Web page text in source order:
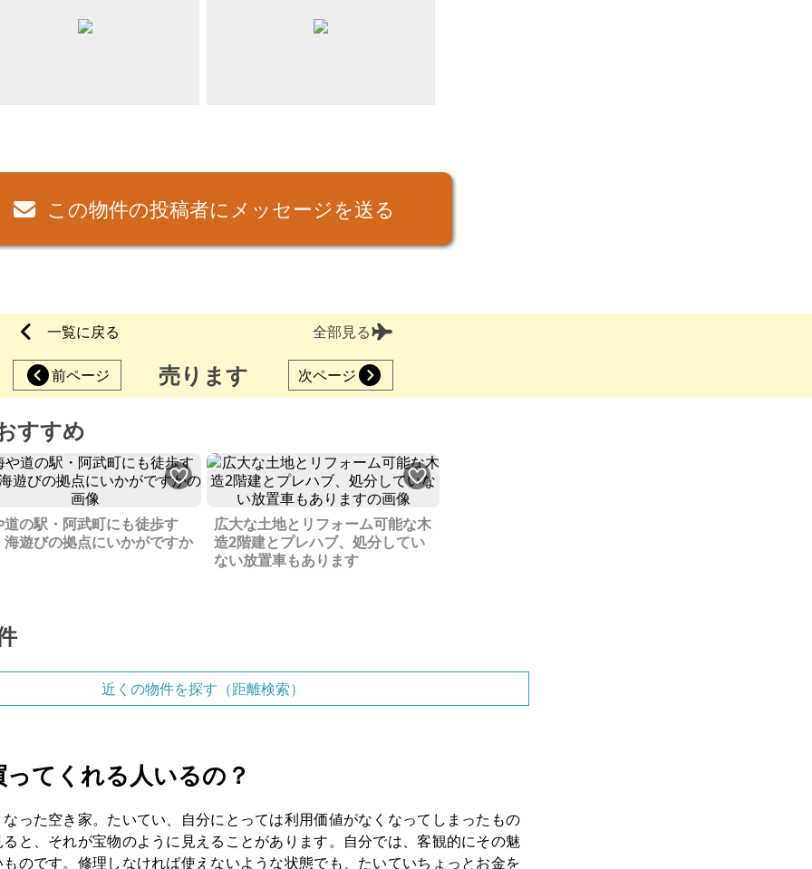
この物件の投稿者にメッセージを送る
一覧に戻る 全部見る
前ページ 売ります 次ページ
すすめ
道の駅・阿武町にも徒歩す
海遊びの拠点にいかがですか
広大な土地とリフォーム可能な木
造2階建とプレハブ、処分してい
ない放置車もあります
近くの物件を探す（距離検索）
てくれる人いるの？
った空き家。たいてい、自分にとっては利用価値がなくなってしまったもの
と、それが宝物のように見えることがあります。自分では、客観的にその魅
のです。修理しなければ使えないような状態でも、たいていちょっとお金を